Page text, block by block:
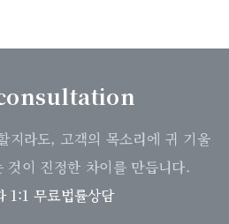
지라도, 고객의 목소리에 귀 기울
것이 진정한 차이를 만듭니다.
1:1 무료법률상담